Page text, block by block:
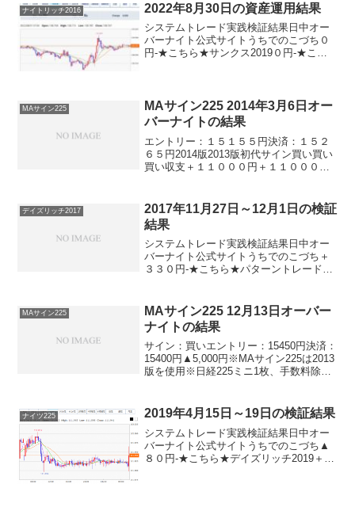
ナイトリッチ2016 2022年8月30日の資産運用結果
システムトレード実践検証結果日中オー
バーナイト公式サイトうちでのこづち０
円-★こちら★サンクス2019０円-★こち
MAサイン225
MAサイン225 2014年3月6日オー
バーナイトの結果
エントリー：１５１５５円決済：１５２
６５円2014版2013版初代サイン買い買い
買い収支＋１１０００円＋１１０００円
ど嬉しかったりヽ(｀▽´)/久々の高額２連
勝！本...
デイズリッチ2017
2017年11月27日～12月1日の検証
結果
システムトレード実践検証結果日中オー
バーナイト公式サイトうちでのこづち＋
３３０円-★こちら★パターントレード
＋１２０円ソフィア2017＋４０円＋１３
０円★...
MAサイン225
MAサイン225 12月13日オーバー
ナイトの結果
サイン：買いエントリー：15450円決済：
15400円▲5,000円※MAサイン225は2013
版を使用※日経225ミニ1枚、手数料除く
が。。。とにかく、今週、また張り...
ナイツ225 2019年4月15日～19日の検証結果
システムトレード実践検証結果日中オー
バーナイト公式サイトうちでのこづち▲
８０円-★こちら★デイズリッチ2019＋２